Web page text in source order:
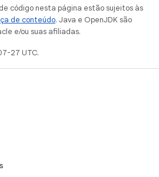
código nesta página estão sujeitos às
de conteúdo. Java e OpenJDK são
e/ou suas afiliadas.
27 UTC.